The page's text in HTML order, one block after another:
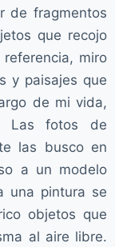
de fragmentos
que recojo
miro
y paisajes que
de mi vida,
Las fotos de
las busco en
a un modelo
una pintura se
objetos que
al aire libre.